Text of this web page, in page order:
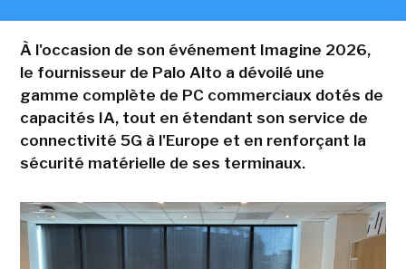
À l'occasion de son événement Imagine 2026,
le fournisseur de Palo Alto a dévoilé une
gamme complète de PC commerciaux dotés de
capacités IA, tout en étendant son service de
connectivité 5G à l'Europe et en renforçant la
sécurité matérielle de ses terminaux.